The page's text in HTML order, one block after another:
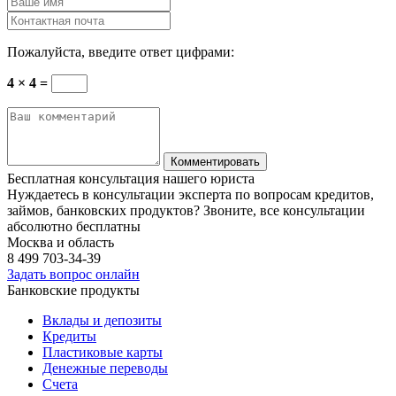
Пожалуйста, введите ответ цифрами:
4 × 4 =
Бесплатная консультация нашего юриста
Нуждаетесь в консультации эксперта по вопросам кредитов,
займов, банковских продуктов? Звоните, все консультации
абсолютно бесплатны
Москва и область
8 499 703-34-39
Задать вопрос онлайн
Банковские продукты
Вклады и депозиты
Кредиты
Пластиковые карты
Денежные переводы
Счета